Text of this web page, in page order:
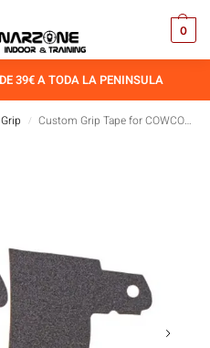
0
39€ A TODA LA PENINSULA
Grip / Custom Grip Tape for COWCOW Hi-CAPA